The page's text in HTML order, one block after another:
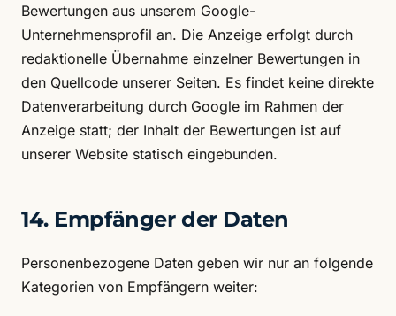
Bewertungen aus unserem Google-
Unternehmensprofil an. Die Anzeige erfolgt durch
redaktionelle Übernahme einzelner Bewertungen in
den Quellcode unserer Seiten. Es findet keine direkte
Datenverarbeitung durch Google im Rahmen der
Anzeige statt; der Inhalt der Bewertungen ist auf
unserer Website statisch eingebunden.
14. Empfänger der Daten
Personenbezogene Daten geben wir nur an folgende
Kategorien von Empfängern weiter: